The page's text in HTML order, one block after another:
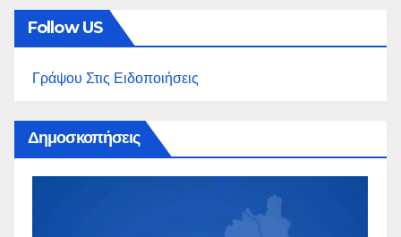
Follow US
Γράψου Στις Ειδοποιήσεις
Δημοσκοπήσεις